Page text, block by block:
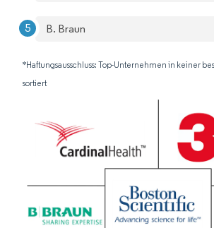
B. Braun
*Haftungsausschluss: Top-Unternehmen in keiner
sortiert